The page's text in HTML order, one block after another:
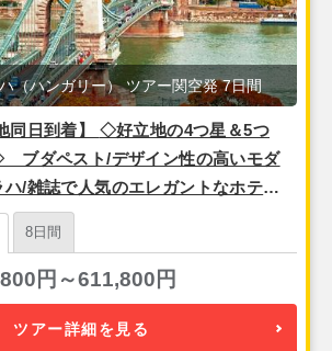
◇好立地の4つ星＆5つ
ブダペスト/デザイン性の高いモダ
/雑誌で人気のエレガントなホテル
（ハンガリー） ツアー関空発 7日間
8日間
円～611,800円
ツアー詳細を見る